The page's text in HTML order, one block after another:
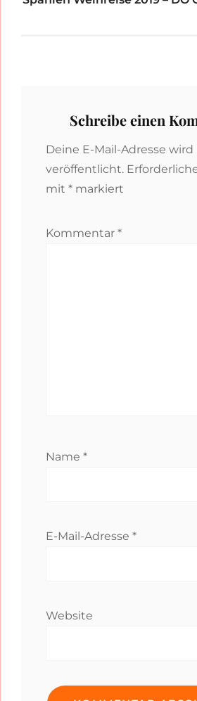
Schreibe einen
Deine E-Mail-Adresse
veröffentlicht.
mit * markiert
Kommentar *
Name *
E-Mail-Adresse *
Website